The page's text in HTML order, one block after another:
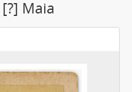
[?] Maia